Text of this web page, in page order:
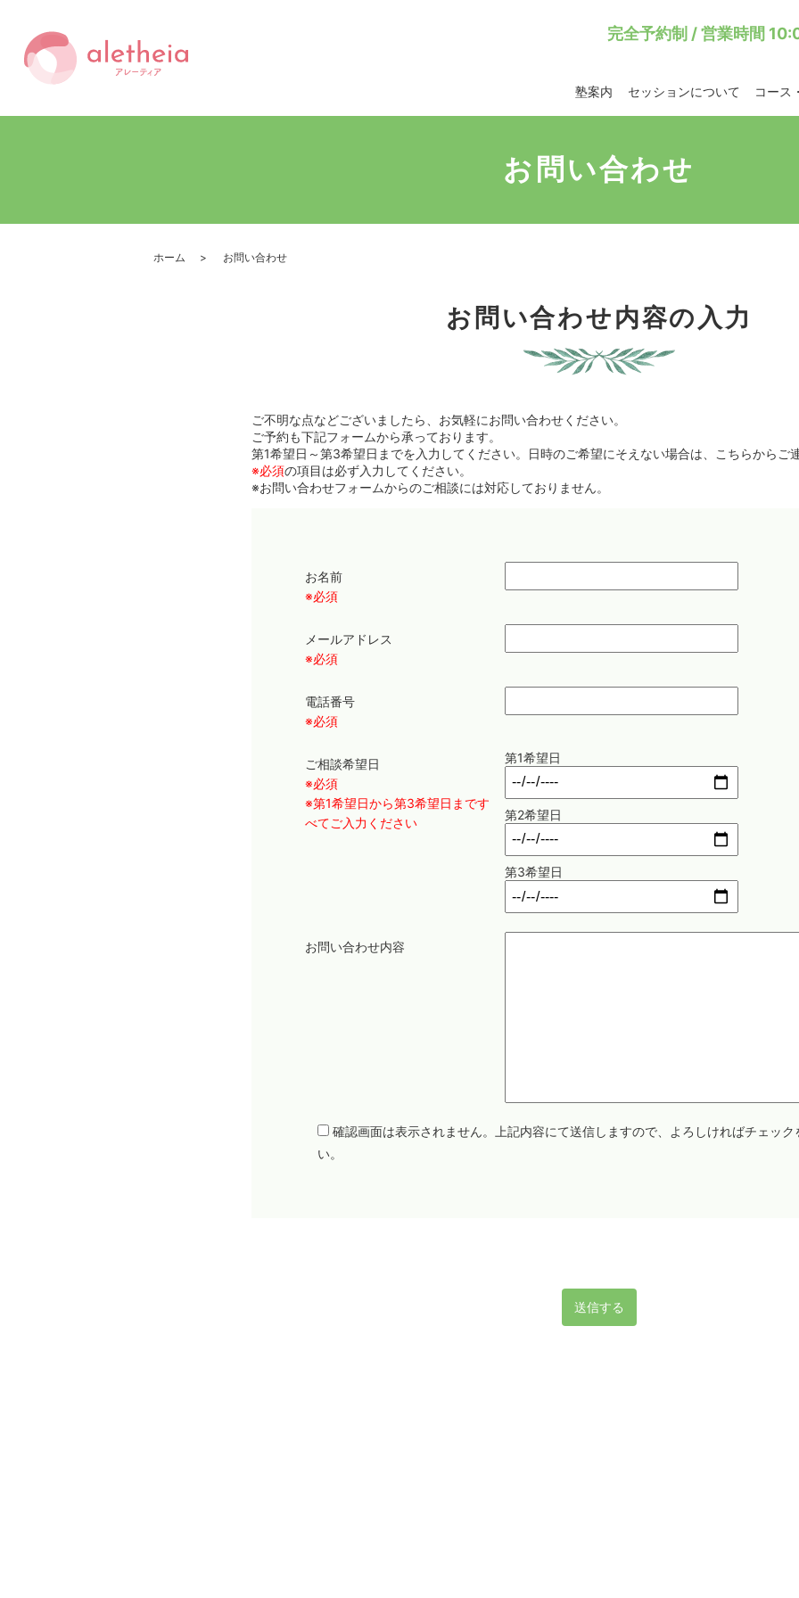
塾案内 セッションについて コース
完全予約制 / 営業時間
お問い合わせ
ホーム お問い合わせ
お問い合わせ内容の入力
ご不明な点などございましたら、お気軽にお問い合わせください。
ご予約も下記フォームから承っております。
第1希望日～第3希望日までを入力してください。日時のご希望にそえない場合は、こちらからご
※必須の項目は必ず入力してください。
※お問い合わせフォームからのご相談には対応しておりません。
お名前
※必須
メールアドレス
※必須
電話番号
※必須
ご相談希望日
※必須
※第1希望日から第3希望日まです
べてご入力ください
第1希望日
第2希望日
第3希望日
お問い合わせ内容
確認画面は表示されません。上記内容にて送信しますので、よろしければチェック
い。